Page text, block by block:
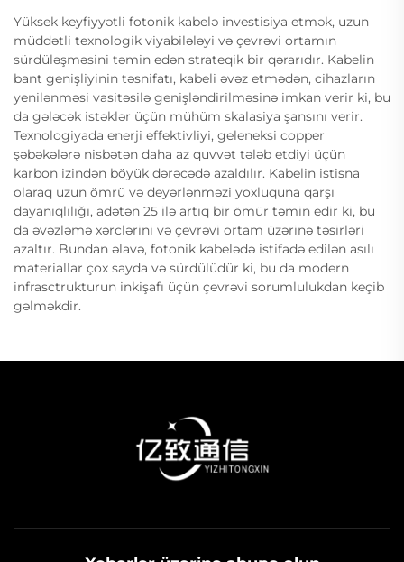
Yüksek keyfiyyətli fotonik kabelə investisiya etmək, uzun
müddətli texnologik viyabilələyi və çevrəvi ortamın
sürdüləşməsini təmin edən strateqik bir qərarıdır. Kabelin
bant genişliyinin təsnifatı, kabeli əvəz etmədən, cihazların
yenilənməsi vasitəsilə genişləndirilməsinə imkan verir ki, bu
da gələcək istəklər üçün mühüm skalasiya şansını verir.
Texnologiyada enerji effektivliyi, geleneksi copper
şəbəkələrə nisbətən daha az quvvət tələb etdiyi üçün
karbon izindən böyük dərəcədə azaldılır. Kabelin istisna
olaraq uzun ömrü və deyərlənməzi yoxluquna qarşı
dayanıqlılığı, adətən 25 ilə artıq bir ömür təmin edir ki, bu
da əvəzləmə xərclərini və çevrəvi ortam üzərinə təsirləri
azaltır. Bundan əlavə, fotonik kabelədə istifadə edilən asılı
materiallar çox sayda və sürdülüdür ki, bu da modern
infrasctrukturun inkişafı üçün çevrəvi sorumlulukdan keçib
gəlməkdir.